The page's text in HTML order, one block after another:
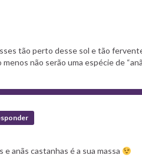
tão perto desse sol e tão
não serão uma espécie de
anãs castanhas é a sua massa